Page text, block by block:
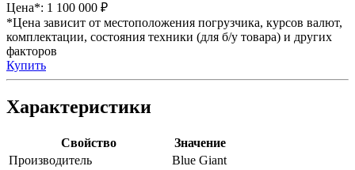
Цена*: 1 100 000 ₽
*Цена зависит от местоположения погрузчика, курсов валют,
комплектации, состояния техники (для б/у товара) и других
факторов
Купить
Характеристики
Свойство
Значение
Производитель
Blue Giant